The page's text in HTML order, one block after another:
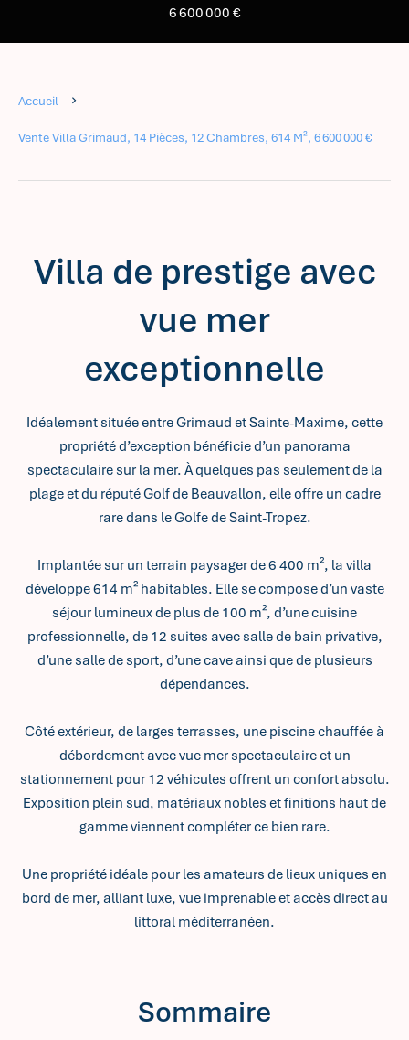
6 600 000 €
Accueil
Vente Villa Grimaud, 14 Pièces, 12 Chambres, 614 M², 6 600 000 €
Villa de prestige avec
vue mer
exceptionnelle
Idéalement située entre Grimaud et Sainte-Maxime, cette
propriété d’exception bénéficie d’un panorama
spectaculaire sur la mer. À quelques pas seulement de la
plage et du réputé Golf de Beauvallon, elle offre un cadre
rare dans le Golfe de Saint-Tropez.
Implantée sur un terrain paysager de 6 400 m², la villa
développe 614 m² habitables. Elle se compose d’un vaste
séjour lumineux de plus de 100 m², d’une cuisine
professionnelle, de 12 suites avec salle de bain privative,
d’une salle de sport, d’une cave ainsi que de plusieurs
dépendances.
Côté extérieur, de larges terrasses, une piscine chauffée à
débordement avec vue mer spectaculaire et un
stationnement pour 12 véhicules offrent un confort absolu.
Exposition plein sud, matériaux nobles et finitions haut de
gamme viennent compléter ce bien rare.
Une propriété idéale pour les amateurs de lieux uniques en
bord de mer, alliant luxe, vue imprenable et accès direct au
littoral méditerranéen.
Sommaire